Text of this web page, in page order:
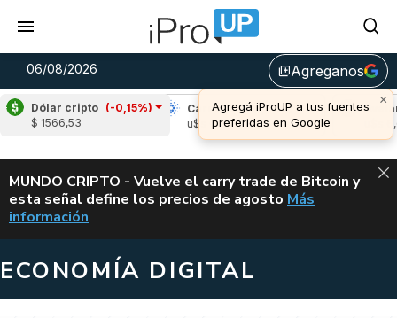
06/08/2026 library_addAgreganos
×
Agregá iProUP a tus fuentes
preferidas en Google
Dólar cripto (-0,15%)
$ 1566,53
(-3,02%)
Cardano
(-0,77%)
u$s 0,19
ALERTA
MUNDO CRIPTO - Vuelve el carry trade de Bitcoin y
esta señal define los precios de agosto VUELVE EL
Más
información
ECONOMÍA DIGITAL